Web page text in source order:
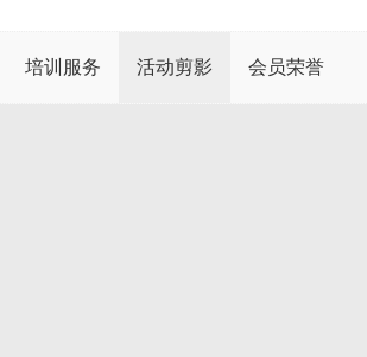
培训服务 活动剪影 会员荣誉